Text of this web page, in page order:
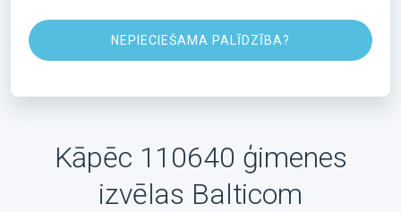
NEPIECIEŠAMA PALĪDZĪBA?
Kāpēc 110640 ģimenes
izvēlas Balticom